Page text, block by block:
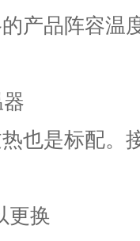
产品阵容温
也是标配。
更换